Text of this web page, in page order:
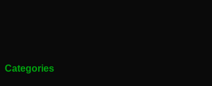
Categories